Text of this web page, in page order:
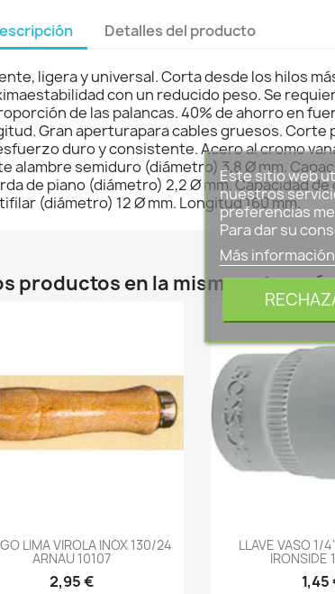
Detalles del producto
ligera y universal. Corta desde los hilos
con un reducido peso. Se
de las palancas. 40% de ahorro en
Gran aperturapara cables gruesos. Corte
duro y consistente. Acero al cromo
alambre semiduro (diámetro) 3,8 Ø mm.
de piano (diámetro) 2,2 Ø mm. Capacidad
(diámetro) 12 Ø mm. Longitud 160 mm.
productos en la misma
-->
LIMA VIROLA INOX 130/24
ARNAU 10107
2,95 €
-->
LLAVE VASO 1/
IRONSIDE
1,45
Este sitio web
nuestros
preferencias
Para dar su
Más información